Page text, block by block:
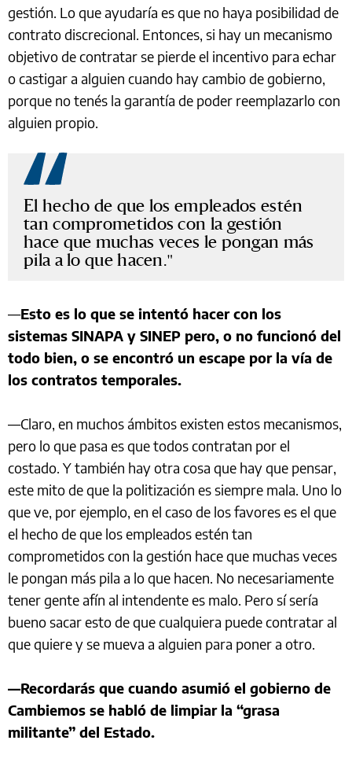
gestión. Lo que ayudaría es que no haya posibilidad de
contrato discrecional. Entonces, si hay un mecanismo
objetivo de contratar se pierde el incentivo para echar
o castigar a alguien cuando hay cambio de gobierno,
porque no tenés la garantía de poder reemplazarlo con
alguien propio.
El hecho de que los empleados estén
tan comprometidos con la gestión
hace que muchas veces le pongan más
pila a lo que hacen.
—Esto es lo que se intentó hacer con los
sistemas SINAPA y SINEP pero, o no funcionó del
todo bien, o se encontró un escape por la vía de
los contratos temporales.
—Claro, en muchos ámbitos existen estos mecanismos,
pero lo que pasa es que todos contratan por el
costado. Y también hay otra cosa que hay que pensar,
este mito de que la politización es siempre mala. Uno lo
que ve, por ejemplo, en el caso de los favores es el que
el hecho de que los empleados estén tan
comprometidos con la gestión hace que muchas veces
le pongan más pila a lo que hacen. No necesariamente
tener gente afín al intendente es malo. Pero sí sería
bueno sacar esto de que cualquiera puede contratar al
que quiere y se mueva a alguien para poner a otro.
—Recordarás que cuando asumió el gobierno de
Cambiemos se habló de limpiar la “grasa
militante” del Estado.